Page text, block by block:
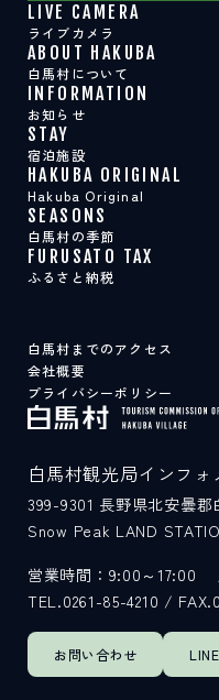
LIVE CAMERA
ライブカメラ
ABOUT HAKUBA
白馬村について
INFORMATION
お知らせ
STAY
宿泊施設
HAKUBA ORIGINAL
Hakuba Original
SEASONS
白馬村の季節
FURUSATO TAX
ふるさと納税
白馬村までのアクセス
会社概要
プライバシーポリシー
お問い合わせ
白馬村観光局インフォ
399-9301 長野県北安曇
Snow Peak LAND
営業時間：9:00～17:00
TEL.0261-85-4210 /